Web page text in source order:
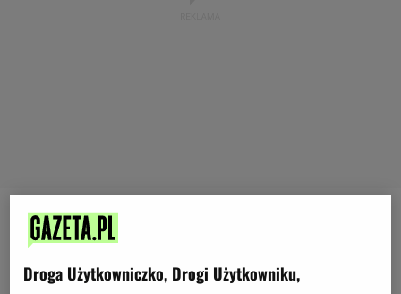
harcerze
Droga Użytkowniczko, Drogi Użytkowniku,